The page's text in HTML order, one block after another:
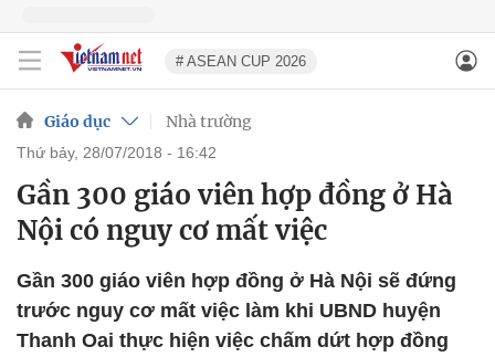
# ASEAN CUP 2026
Giáo dục Nhà trường
thứ bảy, 28/07/2018 - 16:42
Gần 300 giáo viên hợp đồng ở Hà
Nội có nguy cơ mất việc
Gần 300 giáo viên hợp đồng ở Hà Nội sẽ đứng
trước nguy cơ mất việc làm khi UBND huyện
Thanh Oai thực hiện việc chấm dứt hợp đồng